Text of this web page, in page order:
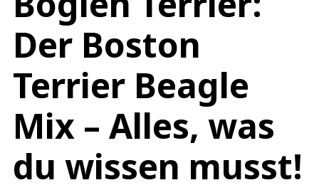
Der Boston
Terrier Beagle
Mix – Alles, was
du wissen musst!